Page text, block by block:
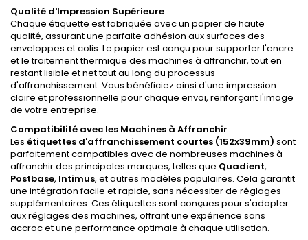
Qualité d'Impression Supérieure
Chaque étiquette est fabriquée avec un papier de haute
qualité, assurant une parfaite adhésion aux surfaces des
enveloppes et colis. Le papier est conçu pour supporter l'encre
et le traitement thermique des machines à affranchir, tout en
restant lisible et net tout au long du processus
d'affranchissement. Vous bénéficiez ainsi d'une impression
claire et professionnelle pour chaque envoi, renforçant l'image
de votre entreprise.
Compatibilité avec les Machines à Affranchir
Les étiquettes d'affranchissement courtes (152x39mm) sont
parfaitement compatibles avec de nombreuses machines à
affranchir des principales marques, telles que Quadient,
Postbase, Intimus, et autres modèles populaires. Cela garantit
une intégration facile et rapide, sans nécessiter de réglages
supplémentaires. Ces étiquettes sont conçues pour s'adapter
aux réglages des machines, offrant une expérience sans
accroc et une performance optimale à chaque utilisation.